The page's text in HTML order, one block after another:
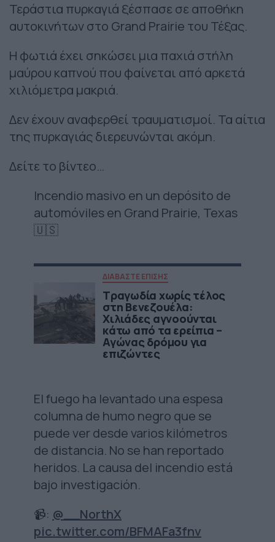
Τεράστια πυρκαγιά ξέσπασε σε αποθήκη
αυτοκινήτων στο Grand Prairie του Τέξας.
Η φωτιά έχει σηκώσει μια παχιά στήλη
μαύρου καπνού που φαίνεται από αρκετά
χιλιόμετρα μακριά.
Δεν έχουν αναφερθεί τραυματισμοί. Τα αίτια
της πυρκαγιάς διερευνώνται ακόμη.
Δείτε το βίντεο…
Incendio masivo en un depósito de
automóviles en Grand Prairie, Texas
🇺🇸
ΔΙΑΒΑΣΤΕ ΕΠΙΣΗΣ
Τραγωδία χωρίς τέλος
στη Βενεζουέλα:
Χιλιάδες αγνοούνται
κάτω από τα ερείπια –
Αγώνας δρόμου για
επιζώντες
El fuego ha levantado una espesa
columna de humo negro que se
puede ver desde varios kilómetros
de distancia. No se han reportado
heridos. La causa del incendio está
bajo investigación.
📹: @__NorthX
pic.twitter.com/BFMAFa3fnv